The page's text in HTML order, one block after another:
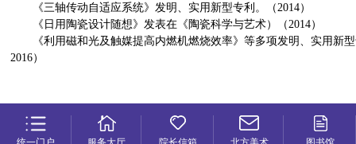
《三轴传动自适应系统》发明、实用新型专利。（2014）
《日用陶瓷设计随想》发表在《陶瓷科学与艺术）（2014）
《利⽤磁和光及触媒提高内燃机燃烧效率》等多项发明、实用新
2016）